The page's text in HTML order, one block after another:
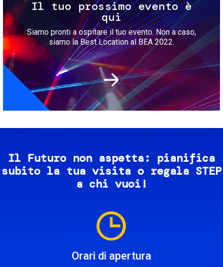
Il tuo prossimo evento è
qui
Siamo pronti a ospitare il tuo evento. Non a caso,
siamo la Best Location al BEA 2022.
Il Futuro non aspetta: pianifica
subito la tua visita o regala STEP
a chi vuoi!
Orari di apertura